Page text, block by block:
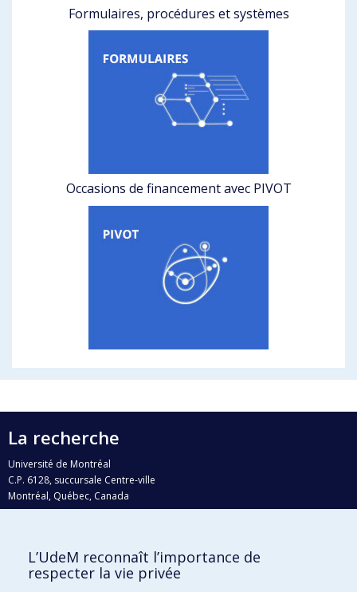
Formulaires, procédures et systèmes
Occasions de financement avec PIVOT
La recherche
Université de Montréal
C.P. 6128, succursale Centre-ville
Montréal, Québec, Canada
H3C 3J7
Qui fait quoi?
L’UdeM reconnaît l’importance de
respecter la vie privée